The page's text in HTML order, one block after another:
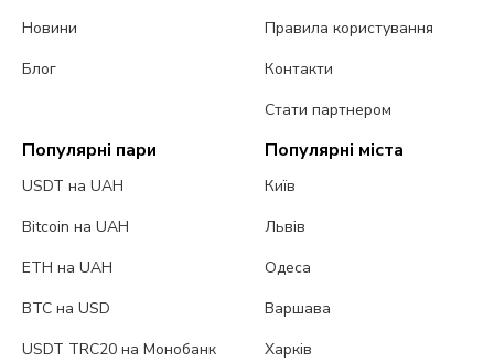
Новини
Блог
Правила користування
Контакти
Стати партнером
Популярні пари
USDT на UAH
Bitcoin на UAH
ETH на UAH
BTC на USD
USDT TRC20 на Монобанк
Популярні міста
Київ
Львів
Одеса
Варшава
Харків